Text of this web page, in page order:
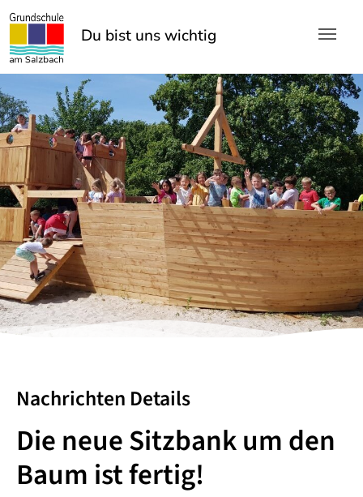
Skip to main content
Du bist uns wichtig!
Du bist uns wichtig!
Nachrichten Details
Die neue Sitzbank um den
Baum ist fertig!